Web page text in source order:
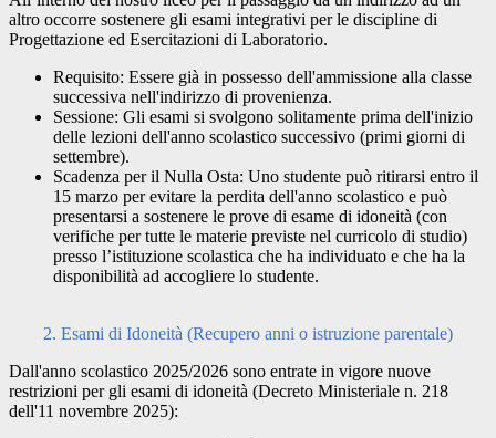
altro occorre sostenere gli esami integrativi per le discipline di
Progettazione ed Esercitazioni di Laboratorio.
Requisito: Essere già in possesso dell'ammissione alla classe
successiva nell'indirizzo di provenienza.
Sessione: Gli esami si svolgono solitamente prima dell'inizio
delle lezioni dell'anno scolastico successivo (primi giorni di
settembre).
Scadenza per il Nulla Osta: Uno studente può ritirarsi entro il
15 marzo per evitare la perdita dell'anno scolastico e può
presentarsi a sostenere le prove di esame di idoneità (con
verifiche per tutte le materie previste nel curricolo di studio)
presso l’istituzione scolastica che ha individuato e che ha la
disponibilità ad accogliere lo studente.
2. Esami di Idoneità (Recupero anni o istruzione parentale)
Dall'anno scolastico 2025/2026 sono entrate in vigore nuove
restrizioni per gli esami di idoneità (Decreto Ministeriale n. 218
dell'11 novembre 2025):